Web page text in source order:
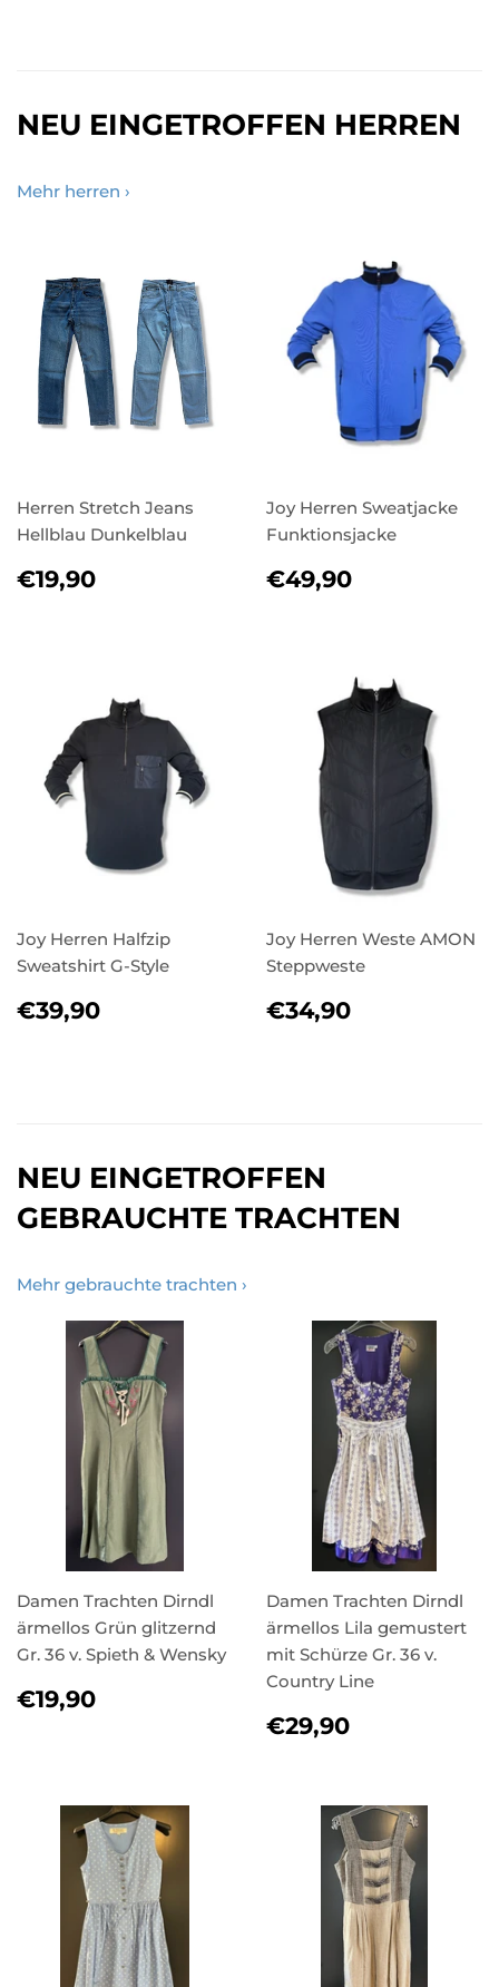
NEU EINGETROFFEN HERREN
Mehr herren ›
Herren Stretch Jeans
Hellblau Dunkelblau
NORMALER
PREIS
€19,90
Joy Herren Sweatjacke
Funktionsjacke
NORMALER
PREIS
€49,90
Joy Herren Halfzip
Sweatshirt G-Style
NORMALER
PREIS
€39,90
Joy Herren Weste AMON
Steppweste
NORMALER
PREIS
€34,90
NEU EINGETROFFEN
GEBRAUCHTE TRACHTEN
Mehr gebrauchte trachten ›
Damen Trachten Dirndl
ärmellos Grün glitzernd
Gr. 36 v. Spieth & Wensky
NORMALER
PREIS
€19,90
Damen Trachten Dirndl
ärmellos Lila gemustert
mit Schürze Gr. 36 v.
Country Line
NORMALER
PREIS
€29,90